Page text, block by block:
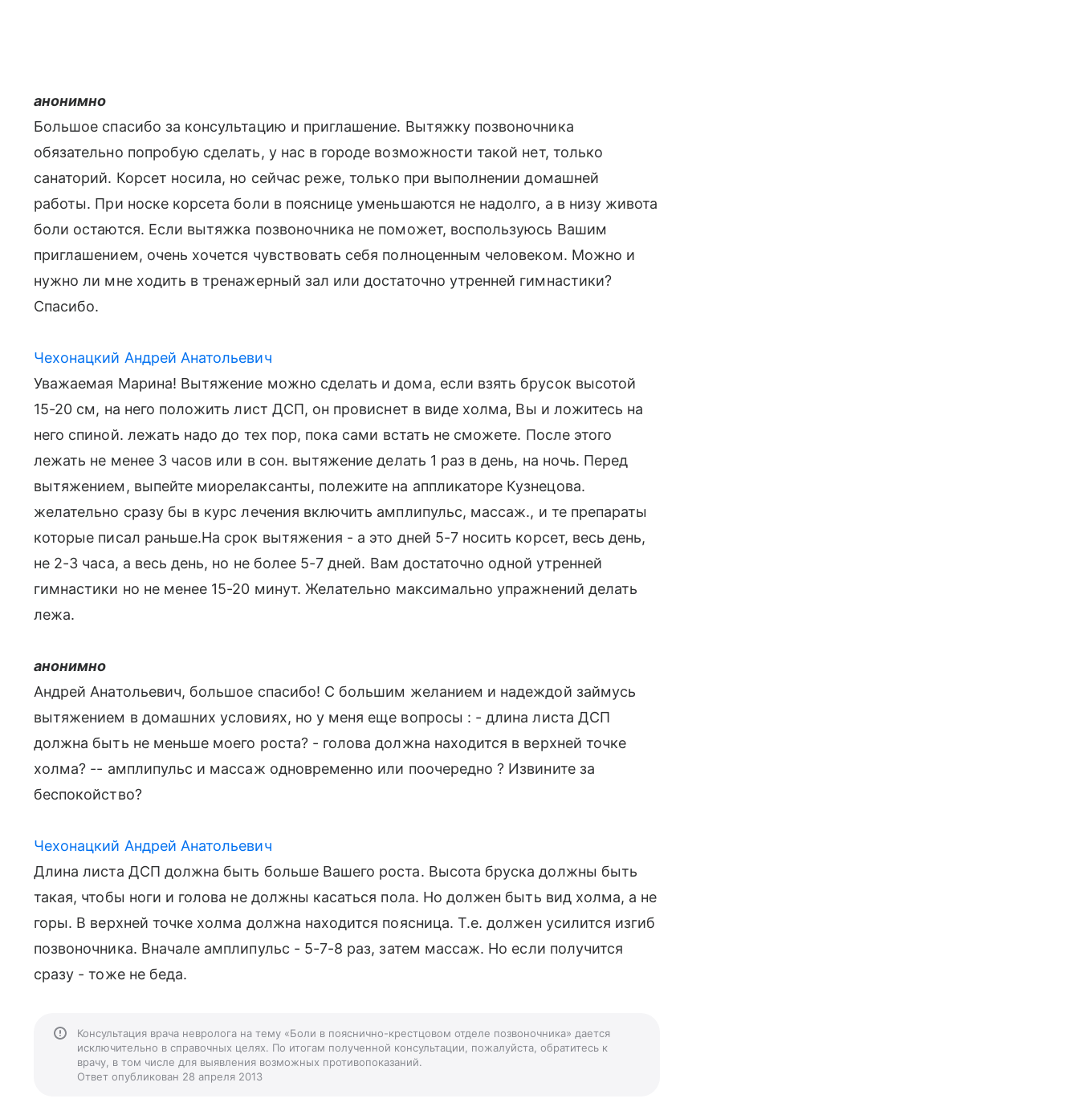
анонимно
Большое спасибо за консультацию и приглашение. Вытяжку позвоночника
обязательно попробую сделать, у нас в городе возможности такой нет, только
санаторий. Корсет носила, но сейчас реже, только при выполнении домашней
работы. При носке корсета боли в пояснице уменьшаются не надолго, а в низу живота
боли остаются. Если вытяжка позвоночника не поможет, воспользуюсь Вашим
приглашением, очень хочется чувствовать себя полноценным человеком. Можно и
нужно ли мне ходить в тренажерный зал или достаточно утренней гимнастики?
Спасибо.
Чехонацкий Андрей Анатольевич
Уважаемая Марина! Вытяжение можно сделать и дома, если взять брусок высотой
15-20 см, на него положить лист ДСП, он провиснет в виде холма, Вы и ложитесь на
него спиной. лежать надо до тех пор, пока сами встать не сможете. После этого
лежать не менее 3 часов или в сон. вытяжение делать 1 раз в день, на ночь. Перед
вытяжением, выпейте миорелаксанты, полежите на аппликаторе Кузнецова.
желательно сразу бы в курс лечения включить амплипульс, массаж., и те препараты
которые писал раньше.На срок вытяжения - а это дней 5-7 носить корсет, весь день,
не 2-3 часа, а весь день, но не более 5-7 дней. Вам достаточно одной утренней
гимнастики но не менее 15-20 минут. Желательно максимально упражнений делать
лежа.
анонимно
Андрей Анатольевич, большое спасибо! С большим желанием и надеждой займусь
вытяжением в домашних условиях, но у меня еще вопросы : - длина листа ДСП
должна быть не меньше моего роста? - голова должна находится в верхней точке
холма? -- амплипульс и массаж одновременно или поочередно ? Извините за
беспокойство?
Чехонацкий Андрей Анатольевич
Длина листа ДСП должна быть больше Вашего роста. Высота бруска должны быть
такая, чтобы ноги и голова не должны касаться пола. Но должен быть вид холма, а не
горы. В верхней точке холма должна находится поясница. Т.е. должен усилится изгиб
позвоночника. Вначале амплипульс - 5-7-8 раз, затем массаж. Но если получится
сразу - тоже не беда.
Консультация врача невролога на тему «Боли в пояснично-крестцовом отделе позвоночника» дается
исключительно в справочных целях. По итогам полученной консультации, пожалуйста, обратитесь к
врачу, в том числе для выявления возможных противопоказаний.
Ответ опубликован 28 апреля 2013